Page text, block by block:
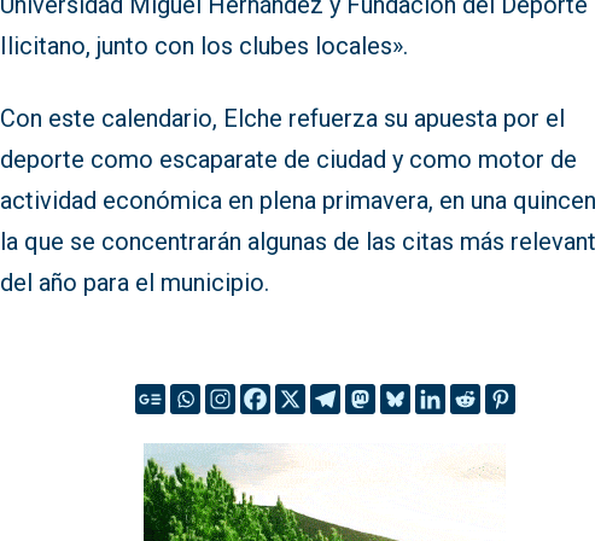
Ilicitano, junto con los clubes locales».
Con este calendario, Elche refuerza su apuesta por el
deporte como escaparate de ciudad y como motor de
actividad económica en plena primavera, en una
la que se concentrarán algunas de las citas más
del año para el municipio.